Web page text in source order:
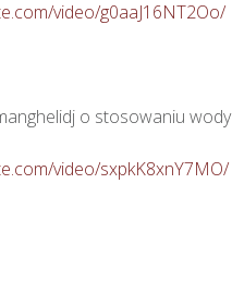
video/g0aaJ16NT2Oo/
o stosowaniu wody
video/sxpkK8xnY7MO/